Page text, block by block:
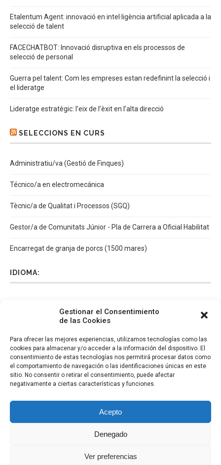
Gestionar el Consentimiento
de las Cookies
Para ofrecer las mejores experiencias, utilizamos tecnologías como las
cookies para almacenar y/o acceder a la información del dispositivo. El
consentimiento de estas tecnologías nos permitirá procesar datos como
el comportamiento de navegación o las identificaciones únicas en este
sitio. No consentir o retirar el consentimiento, puede afectar
negativamente a ciertas características y funciones.
Acepto
Denegado
Ver preferencias
Etalentum Agent: innovació en intel·ligència artificial aplicada a la
selecció de talent
FACECHATBOT: Innovació disruptiva en els processos de
selecció de personal
Guerra pel talent: Com les empreses estan redefinint la selecció i
el lideratge
Lideratge estratègic: l’eix de l’èxit en l’alta direcció
SELECCIONS EN CURS
Administratiu/va (Gestió de Finques)
Técnico/a en electromecánica
Tècnic/a de Qualitat i Processos (SGQ)
Gestor/a de Comunitats Júnior - Pla de Carrera a Oficial Habilitat
Encarregat de granja de porcs (1500 mares)
IDIOMA:
Configuración de cookies
© Etalentum Selección S.L.